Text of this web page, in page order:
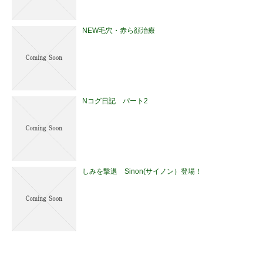
NEW毛穴・赤ら顔治療
Nコグ日記 パート2
しみを撃退 Sinon(サイノン）登場！